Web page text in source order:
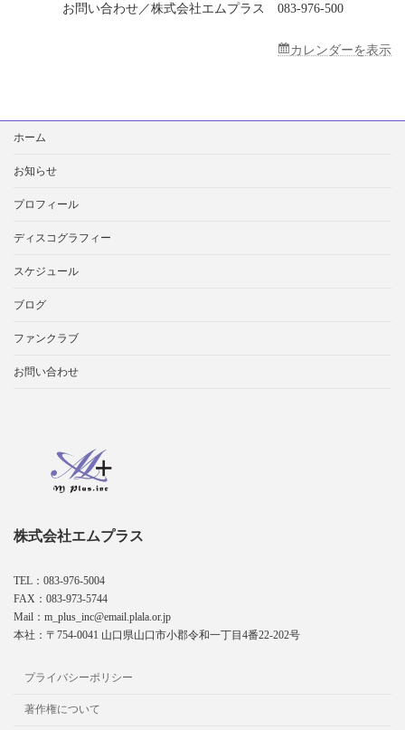
お問い合わせ／株式会社エムプラス 083-976-500
カレンダーを表示
索:
ホーム
お知らせ
プロフィール
ディスコグラフィー
スケジュール
ブログ
ファンクラブ
お問い合わせ
株式会社エムプラス
TEL：083-976-5004
FAX：083-973-5744
Mail：m_plus_inc@email.plala.or.jp
本社：〒754-0041 山口県山口市小郡令和一丁目4番22-202号
プライバシーポリシー
著作権について